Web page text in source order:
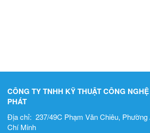
CÔNG TY TNHH KỸ THUẬT CÔNG
PHÁT
Địa chỉ: 237/49C Phạm Văn Chiêu, Phường
Chí Minh